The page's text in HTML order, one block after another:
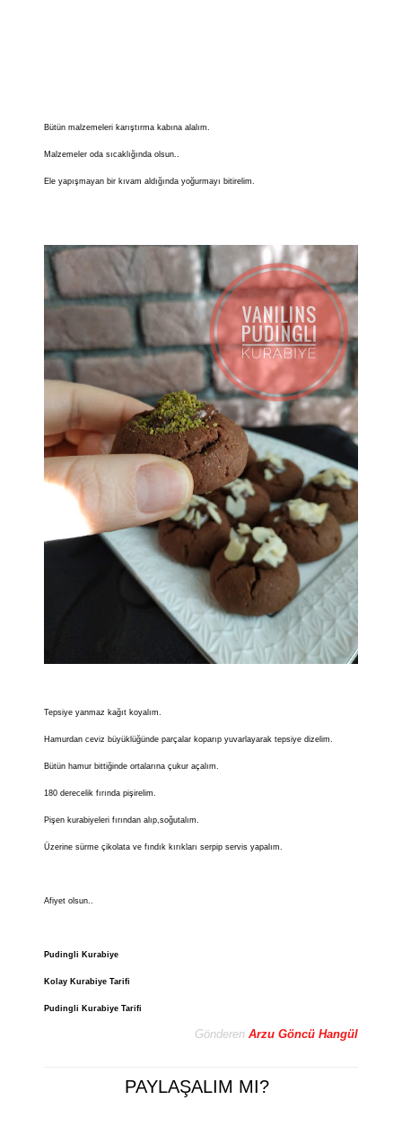
Bütün malzemeleri karıştırma kabına alalım.
Malzemeler oda sıcaklığında olsun..
Ele yapışmayan bir kıvam aldığında yoğurmayı bitirelim.
Tepsiye yanmaz kağıt koyalım.
Hamurdan ceviz büyüklüğünde parçalar koparıp yuvarlayarak tepsiye dizelim.
Bütün hamur bittiğinde ortalarına çukur açalım.
180 derecelik fırında pişirelim.
Pişen kurabiyeleri fırından alıp,soğutalım.
Üzerine sürme çikolata ve fındık kırıkları serpip servis yapalım.
Afiyet olsun..
Pudingli Kurabiye
Kolay Kurabiye Tarifi
Pudingli Kurabiye Tarifi
Gönderen Arzu Göncü Hangül
PAYLAŞALIM MI?